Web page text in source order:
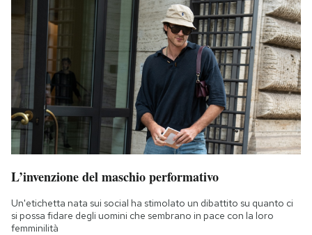
L’invenzione del maschio performativo
Un'etichetta nata sui social ha stimolato un dibattito su quanto ci
si possa fidare degli uomini che sembrano in pace con la loro
femminilità